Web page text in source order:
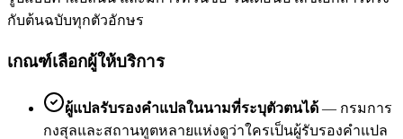
กับต้นฉบับทุกตัวอักษร
เกณฑ์เลือกผู้ให้บริการ
ผู้แปลรับรองคำแปลในนามที่ระบุตัวตนได้ — กรมการ
กงสุลและสถานทูตหลายแห่งดูว่าใครเป็นผู้รับรองคำแปล